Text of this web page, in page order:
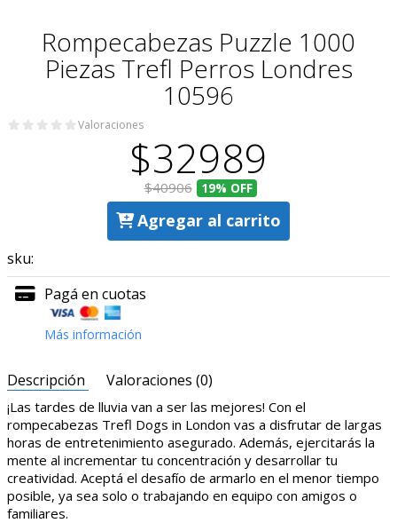
Rompecabezas Puzzle 1000
Piezas Trefl Perros Londres
10596
Valoraciones
$32989
$40906 19% OFF
Agregar al carrito
sku:
Pagá en cuotas
Más información
Descripción Valoraciones (0)
¡Las tardes de lluvia van a ser las mejores! Con el
rompecabezas Trefl Dogs in London vas a disfrutar de largas
horas de entretenimiento asegurado. Además, ejercitarás la
mente al incrementar tu concentración y desarrollar tu
creatividad. Aceptá el desafío de armarlo en el menor tiempo
posible, ya sea solo o trabajando en equipo con amigos o
familiares.